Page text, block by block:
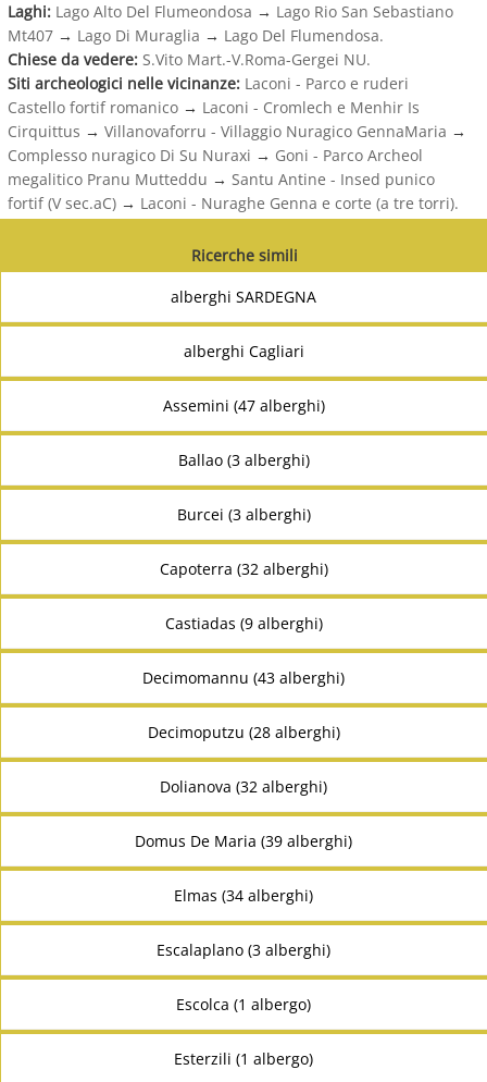
Laghi: Lago Alto Del Flumeondosa → Lago Rio San Sebastiano
Mt407 → Lago Di Muraglia → Lago Del Flumendosa.
Chiese da vedere: S.Vito Mart.-V.Roma-Gergei NU.
Siti archeologici nelle vicinanze: Laconi - Parco e ruderi
Castello fortif romanico → Laconi - Cromlech e Menhir Is
Cirquittus → Villanovaforru - Villaggio Nuragico GennaMaria →
Complesso nuragico Di Su Nuraxi → Goni - Parco Archeol
megalitico Pranu Mutteddu → Santu Antine - Insed punico
fortif (V sec.aC) → Laconi - Nuraghe Genna e corte (a tre torri).
Ricerche simili
alberghi SARDEGNA
alberghi Cagliari
Assemini (47 alberghi)
Ballao (3 alberghi)
Burcei (3 alberghi)
Capoterra (32 alberghi)
Castiadas (9 alberghi)
Decimomannu (43 alberghi)
Decimoputzu (28 alberghi)
Dolianova (32 alberghi)
Domus De Maria (39 alberghi)
Elmas (34 alberghi)
Escalaplano (3 alberghi)
Escolca (1 albergo)
Esterzili (1 albergo)